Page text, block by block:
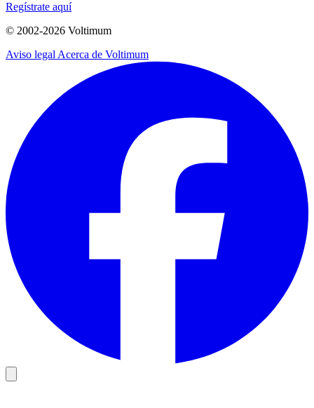
Regístrate aquí
© 2002-2026 Voltimum
Aviso legal Acerca de Voltimum